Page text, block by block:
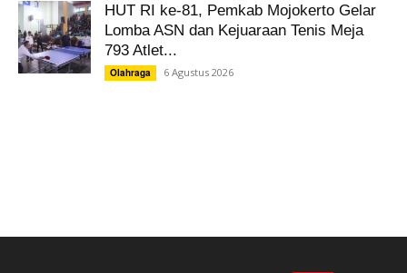
HUT RI ke-81, Pemkab Mojokerto Gelar
Lomba ASN dan Kejuaraan Tenis Meja
793 Atlet...
Olahraga 6 Agustus 2026